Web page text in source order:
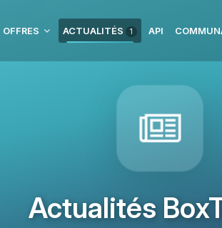
ACTUALITÉS 1 API
Actualités